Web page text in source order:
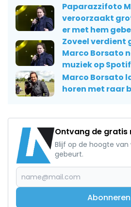
Paparazzifoto
veroorzaakt
er met hem
Zoveel verdient
Marco Borsato
muziek op
Marco Borsato
horen met raar
Ontvang de gratis
Blijf op de hoogte
gebeurt.
Abonneren